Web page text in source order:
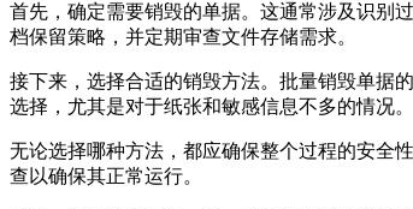
首先，确定需要销毁的单据。这通常涉及识别
档保留策略，并定期审查文件存储需求。
接下来，选择合适的销毁方法。批量销毁单据
选择，尤其是对于纸张和敏感信息不多的情况
无论选择哪种方法，都应确保整个过程的安全
查以确保其正常运行。